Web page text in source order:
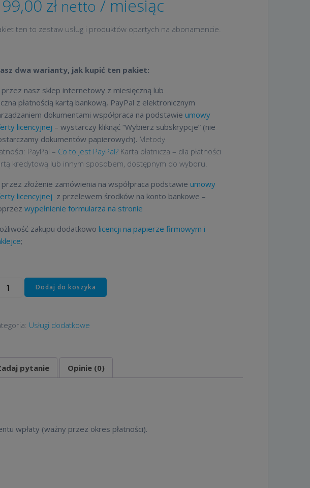
zł netto / miesiąc
ten to zestaw usług i produktów opartych na abonamencie.
dwa warianty, jak kupić ten pakiet:
nasz sklep internetowy z miesięczną lub
płatnością kartą bankową, PayPal z elektronicznym
dokumentami współpraca na podstawieumowy
licencyjnej – wystarczy kliknąć “Wybierz subskrypcje” (nie
dokumentów papierowych). Metody
PayPal – Co to jest PayPal? Karta płatnicza – dla płatności
kredytową lub innym sposobem, dostępnym do wyboru.
złożenie zamówienia na współpraca podstawieumowy
licencyjnej z przelewem środków na konto bankowe –
wypełnienie formularza na stronie
zakupu dodatkowolicencji na papierze firmowym i
;
Dodaj do koszyka
Usługi dodatkowe
pytanie Opinie (0)
wpłaty (ważny przez okres płatności).